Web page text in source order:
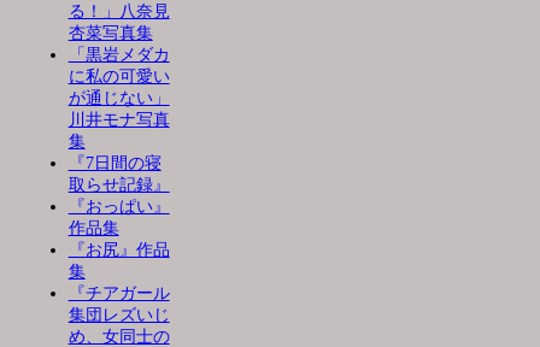
る！」八奈見
杏菜写真集
「黒岩メダカ
に私の可愛い
が通じない」
川井モナ写真
集
『7日間の寝
取らせ記録』
『おっぱい』
作品集
『お尻』作品
集
『チアガール
集団レズいじ
め、女同士の